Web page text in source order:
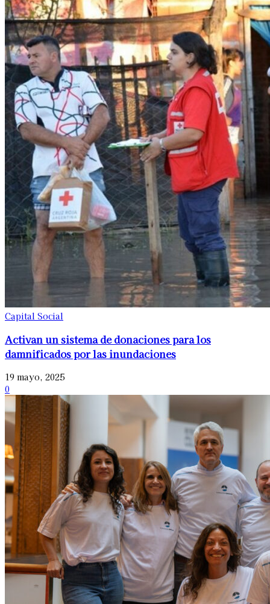
Capital Social
Activan un sistema de donaciones para los
damnificados por las inundaciones
19 mayo, 2025
0